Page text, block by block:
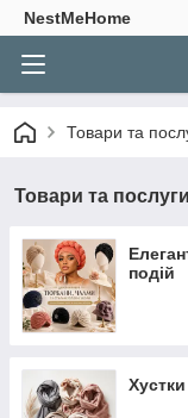
NestMeHome
Товари та
Товари та послуги
подій
Хустки